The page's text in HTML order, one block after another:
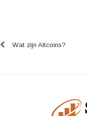
Vorige
Wat zijn Altcoins?